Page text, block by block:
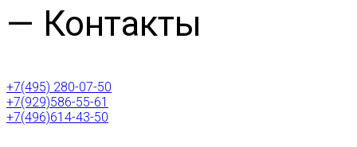
— Контакты
+7(495) 280-07-50
+7(929)586-55-61
+7(496)614-43-50